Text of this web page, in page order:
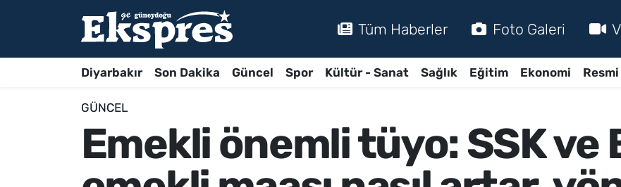
Tüm Haberler Foto Galeri
Diyarbakır Son Dakika Güncel Spor Kültür - Sanat Sağlık Eğitim Ekonomi
GÜNCEL
Emekli önemli tüyo: SSK ve